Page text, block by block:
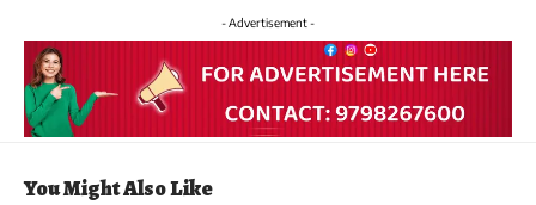
- Advertisement -
You Might Also Like